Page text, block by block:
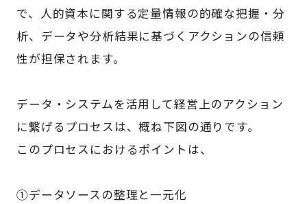
で、人的資本に関する定量情報の的確な把握・分
析、データや分析結果に基づくアクションの信頼
性が担保されます。
データ・システムを活用して経営上のアクション
に繋げるプロセスは、概ね下図の通りです。
このプロセスにおけるポイントは、
①データソースの整理と一元化